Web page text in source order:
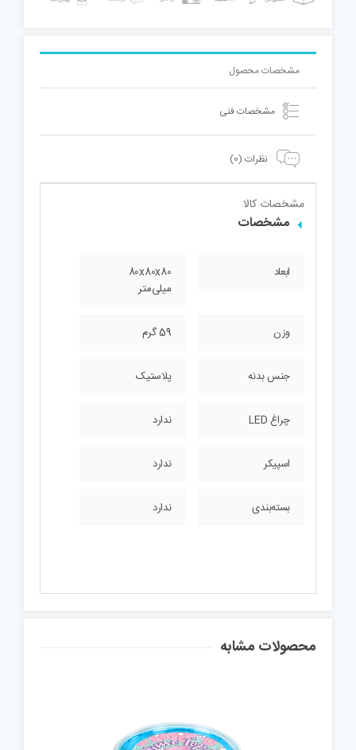
مشخصات محصول
مشخصات فنی
نظرات (0)
مشخصات کالا
مشخصات
ابعاد
80x80x80
میلی‌متر
وزن 59 گرم
جنس بدنه پلاستیک
چراغ LED ندارد
اسپیکر ندارد
بسته‌بندی ندارد
محصولات مشابه